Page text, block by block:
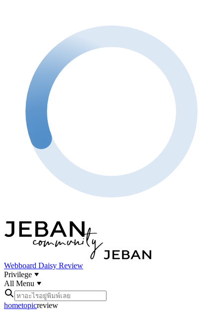
Webboard Daisy Review
Privilege
All Menu
hometopicreview